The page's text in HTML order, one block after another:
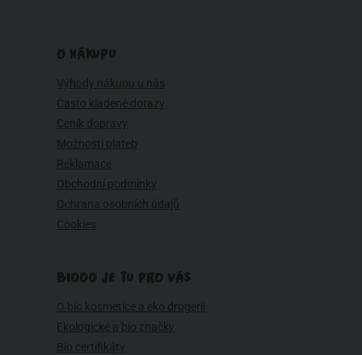
O NÁKUPU
Výhody nákupu u nás
Často kladené dotazy
Ceník dopravy
Možnosti plateb
Reklamace
Obchodní podmínky
Ochrana osobních údajů
Cookies
BIOOO JE TU PRO VÁS
O bio kosmetice a eko drogerii
Ekologické a bio značky
Bio certifikáty